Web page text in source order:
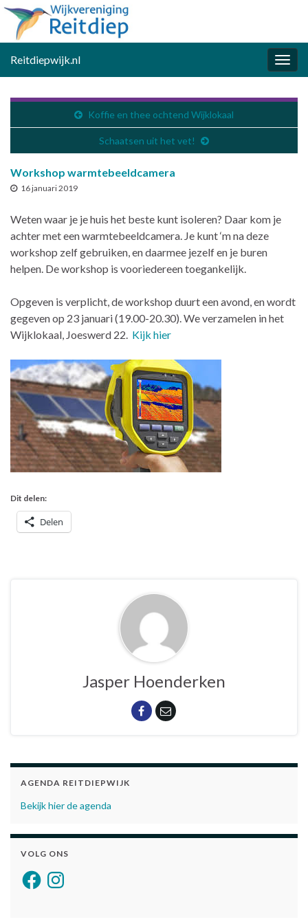
Reitdiepwijk.nl
Koffie en thee ochtend Wijklokaal
Schaatsen uit het vet!
Workshop warmtebeeldcamera
16 januari 2019
Weten waar je je huis het beste kunt isoleren? Daar kom je
achter met een warmtebeeldcamera. Je kunt ‘m na deze
workshop zelf gebruiken, en daarmee jezelf en je buren
helpen. De workshop is vooriedereen toegankelijk.
Opgeven is verplicht, de workshop duurt een avond, en wordt
gegeven op 23 januari (19.00-20.30). We verzamelen in het
Wijklokaal, Joeswerd 22. Kijk hier
Dit delen:
Delen
Jasper Hoenderken
AGENDA REITDIEPWIJK
Bekijk hier de agenda
VOLG ONS
FacebookInstagram